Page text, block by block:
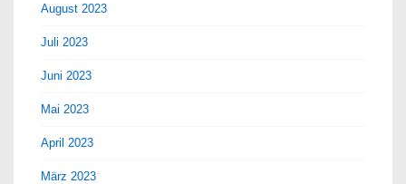
August 2023
Juli 2023
Juni 2023
Mai 2023
April 2023
März 2023